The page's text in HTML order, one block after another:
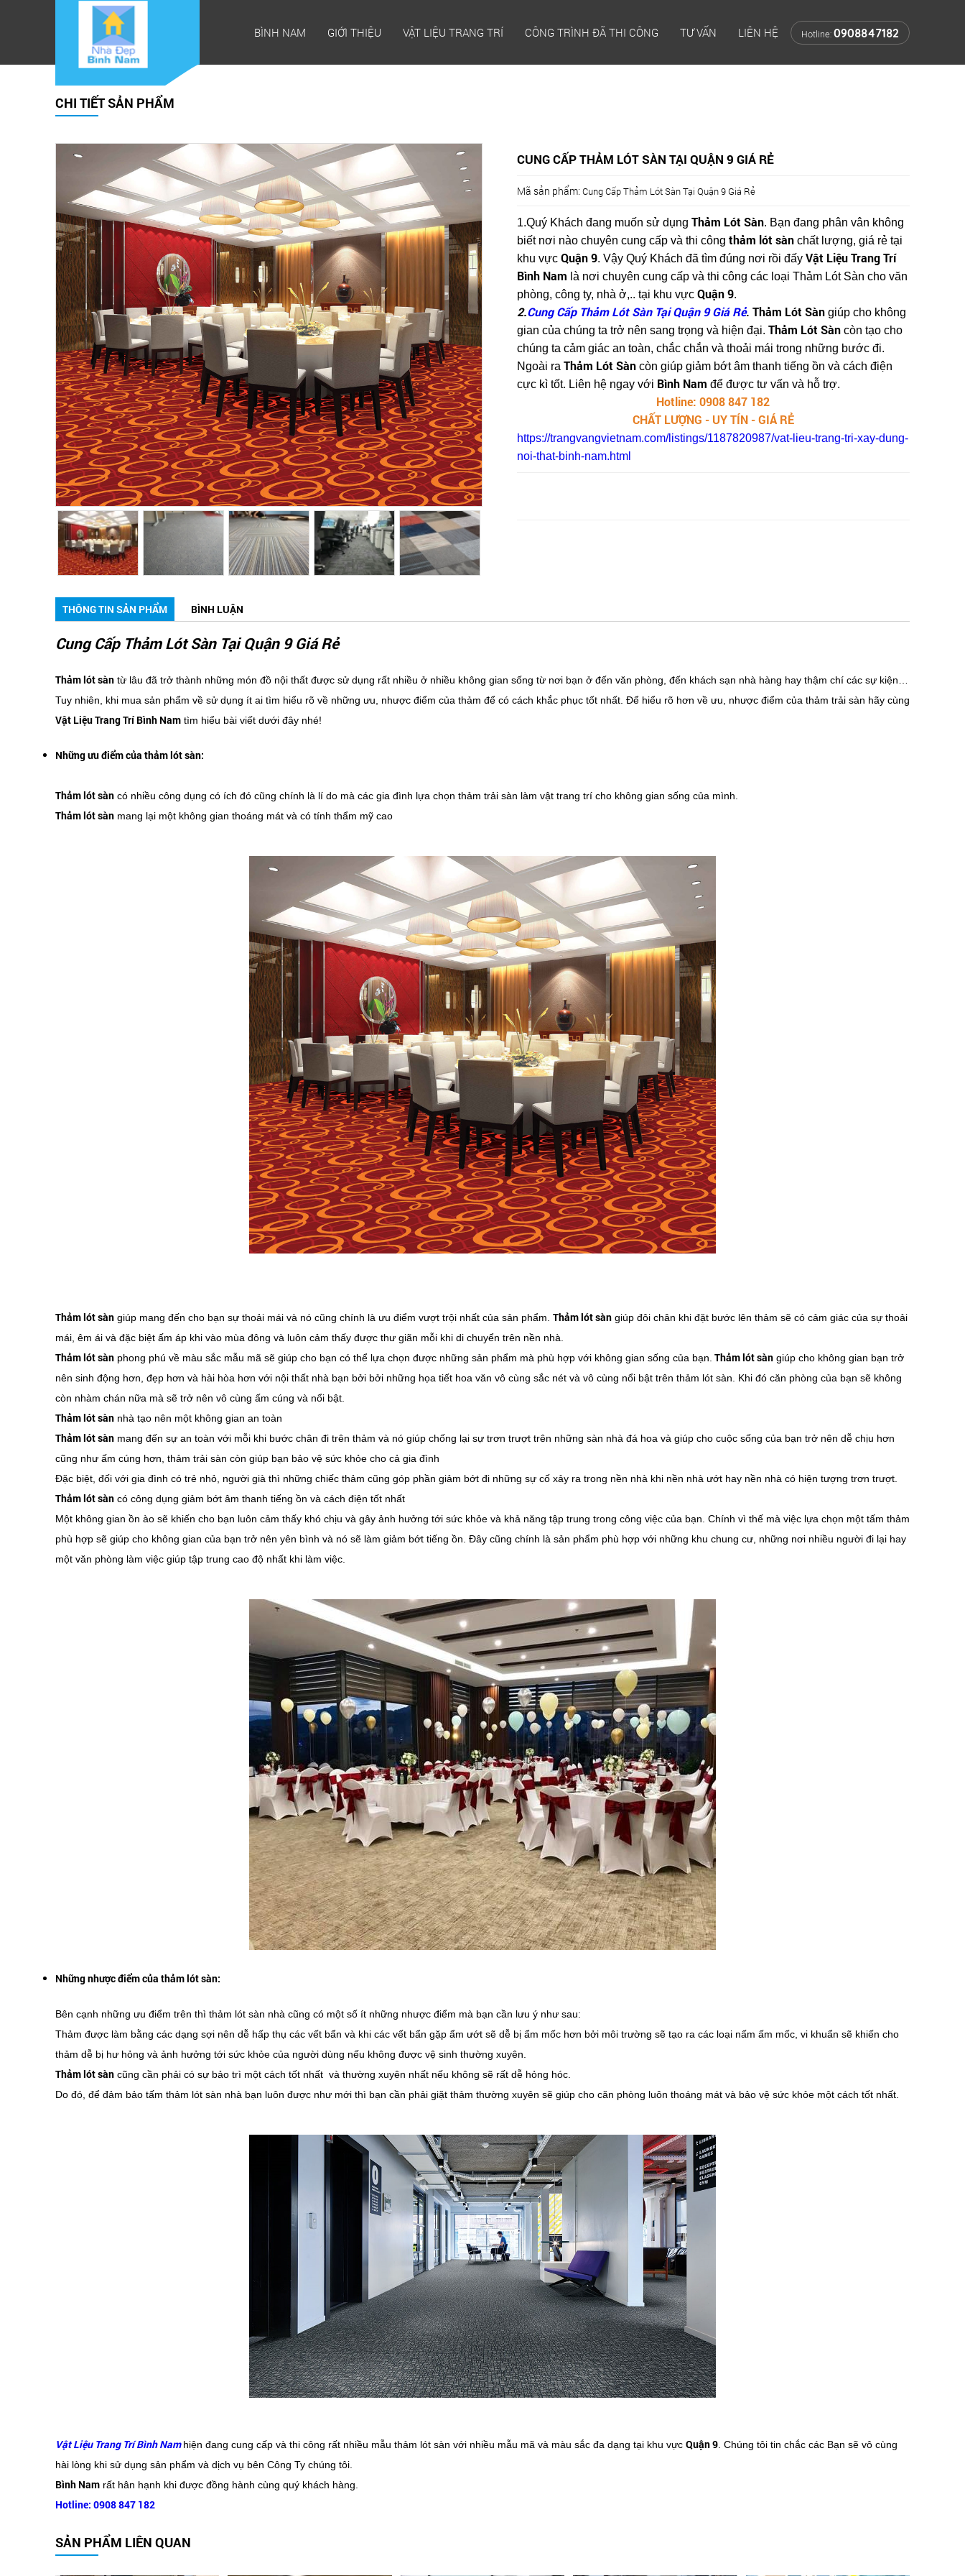
BÌNH NAM GIỚI THIỆU VẬT LIỆU TRANG TRÍ CÔNG TRÌNH ĐÃ THI CÔNG TƯ VẤN LIÊN HỆ Hotline: 0908847182
CHI TIẾT SẢN PHẨM
CUNG CẤP THẢM LÓT SÀN TẠI QUẬN 9 GIÁ RẺ
Mã sản phẩm: Cung Cấp Thảm Lót Sàn Tại Quận 9 Giá Rẻ
1.Quý Khách đang muốn sử dụng Thảm Lót Sàn. Bạn đang phân vân không
biết nơi nào chuyên cung cấp và thi công thảm lót sànchất lượng, giá rẻ tại
khu vực Quận 9. Vậy Quý Khách đã tìm đúng nơi rồi đấy Vật Liệu Trang Trí
Bình Nam là nơi chuyên cung cấp và thi công các loại Thảm Lót Sàn cho văn
phòng, công ty, nhà ở,.. tại khu vực Quận 9.
2.Cung Cấp Thảm Lót Sàn Tại Quận 9 Giá Rẻ. Thảm Lót Sàngiúp cho không
gian của chúng ta trở nên sang trọng và hiện đại. Thảm Lót Sàncòn tạo cho
chúng ta cảm giác an toàn, chắc chắn và thoải mái trong những bước đi.
Ngoài ra Thảm Lót Sàncòn giúp giảm bớt âm thanh tiếng ồn và cách điện
cực kì tốt. Liên hệ ngay với Bình Nam để được tư vấn và hỗ trợ.
Hotline: 0908 847 182
CHẤT LƯỢNG - UY TÍN - GIÁ RẺ
https://trangvangvietnam.com/listings/1187820987/vat-lieu-trang-tri-xay-dung-
noi-that-binh-nam.html
THÔNG TIN SẢN PHẨM BÌNH LUẬN
Cung Cấp Thảm Lót Sàn Tại Quận 9 Giá Rẻ
Thảm lót sàn từ lâu đã trở thành những món đồ nội thất được sử dụng rất nhiều ở nhiều không gian sống từ nơi bạn ở đến văn phòng, đến khách sạn nhà hàng hay thậm chí các sự kiện…
Tuy nhiên, khi mua sản phẩm về sử dụng ít ai tìm hiểu rõ về những ưu, nhược điểm của thảm để có cách khắc phục tốt nhất. Để hiểu rõ hơn về ưu, nhược điểm của thảm trải sàn hãy cùng
Vật Liệu Trang Trí Bình Nam tìm hiểu bài viết dưới đây nhé!
Những ưu điểm của thảm lót sàn:
Thảm lót sàn có nhiều công dụng có ích đó cũng chính là lí do mà các gia đình lựa chọn thảm trải sàn làm vật trang trí cho không gian sống của mình.
Thảm lót sàn mang lại một không gian thoáng mát và có tính thẩm mỹ cao
Thảm lót sàn giúp mang đến cho bạn sự thoải mái và nó cũng chính là ưu điểm vượt trội nhất của sản phẩm. Thảm lót sàn giúp đôi chân khi đặt bước lên thảm sẽ có cảm giác của sự thoải
mái, êm ái và đặc biệt ấm áp khi vào mùa đông và luôn cảm thấy được thư giãn mỗi khi di chuyển trên nền nhà.
Thảm lót sàn phong phú về màu sắc mẫu mã sẽ giúp cho bạn có thể lựa chọn được những sản phẩm mà phù hợp với không gian sống của bạn. Thảm lót sàn giúp cho không gian bạn trở
nên sinh động hơn, đẹp hơn và hài hòa hơn với nội thất nhà bạn bởi bởi những họa tiết hoa văn vô cùng sắc nét và vô cùng nổi bật trên thảm lót sàn. Khi đó căn phòng của bạn sẽ không
còn nhàm chán nữa mà sẽ trở nên vô cùng ấm cúng và nổi bật.
Thảm lót sàn nhà tạo nên một không gian an toàn
Thảm lót sàn mang đến sự an toàn với mỗi khi bước chân đi trên thảm và nó giúp chống lại sự trơn trượt trên những sàn nhà đá hoa và giúp cho cuộc sống của bạn trở nên dễ chịu hơn
cũng như ấm cúng hơn, thảm trải sàn còn giúp bạn bảo vệ sức khỏe cho cả gia đình
Đặc biệt, đối với gia đình có trẻ nhỏ, người già thì những chiếc thảm cũng góp phần giảm bớt đi những sự cố xảy ra trong nền nhà khi nền nhà ướt hay nền nhà có hiện tượng trơn trượt.
Thảm lót sàn có công dụng giảm bớt âm thanh tiếng ồn và cách điện tốt nhất
Một không gian ồn ào sẽ khiến cho bạn luôn cảm thấy khó chịu và gây ảnh hưởng tới sức khỏe và khả năng tập trung trong công việc của bạn. Chính vì thế mà việc lựa chọn một tấm thảm
phù hợp sẽ giúp cho không gian của bạn trở nên yên bình và nó sẽ làm giảm bớt tiếng ồn. Đây cũng chính là sản phẩm phù hợp với những khu chung cư, những nơi nhiều người đi lại hay
một văn phòng làm việc giúp tập trung cao độ nhất khi làm việc.
Những nhược điểm của thảm lót sàn:
Bên cạnh những ưu điểm trên thì thảm lót sàn nhà cũng có một số ít những nhược điểm mà bạn cần lưu ý như sau:
Thảm được làm bằng các dạng sợi nên dễ hấp thụ các vết bẩn và khi các vết bẩn gặp ẩm ướt sẽ dễ bị ẩm mốc hơn bởi môi trường sẽ tạo ra các loại nấm ấm mốc, vi khuẩn sẽ khiến cho
thảm dễ bị hư hỏng và ảnh hưởng tới sức khỏe của người dùng nếu không được vệ sinh thường xuyên.
Thảm lót sàn cũng cần phải có sự bảo trì một cách tốt nhất và thường xuyên nhất nếu không sẽ rất dễ hỏng hóc.
Do đó, để đảm bảo tấm thảm lót sàn nhà bạn luôn được như mới thì bạn cần phải giặt thảm thường xuyên sẽ giúp cho căn phòng luôn thoáng mát và bảo vệ sức khỏe một cách tốt nhất.
Vật Liệu Trang Trí Bình Nam hiện đang cung cấp và thi công rất nhiều mẫu thảm lót sàn với nhiều mẫu mã và màu sắc đa dạng tại khu vực Quận 9 . Chúng tôi tin chắc các Bạn sẽ vô cùng
hài lòng khi sử dụng sản phẩm và dịch vụ bên Công Ty chúng tôi.
Bình Nam rất hân hạnh khi được đồng hành cùng quý khách hàng.
Hotline: 0908 847 182
SẢN PHẨM LIÊN QUAN